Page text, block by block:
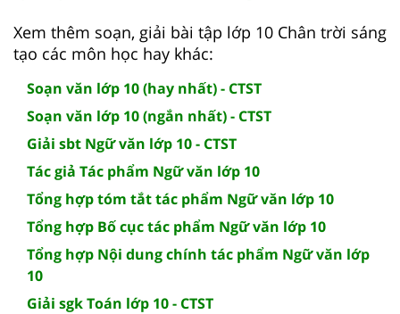
Xem thêm soạn, giải bài tập lớp 10 Chân trời sáng
tạo các môn học hay khác:
Soạn văn lớp 10 (hay nhất) - CTST
Soạn văn lớp 10 (ngắn nhất) - CTST
Giải sbt Ngữ văn lớp 10 - CTST
Tác giả Tác phẩm Ngữ văn lớp 10
Tổng hợp tóm tắt tác phẩm Ngữ văn lớp 10
Tổng hợp Bố cục tác phẩm Ngữ văn lớp 10
Tổng hợp Nội dung chính tác phẩm Ngữ văn lớp
10
Giải sgk Toán lớp 10 - CTST